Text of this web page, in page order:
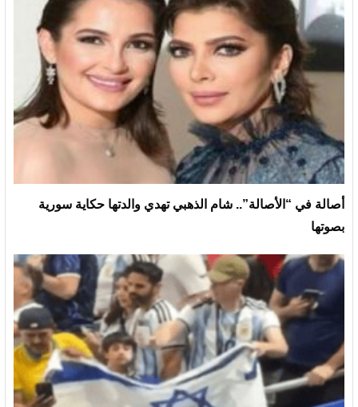
أصالة في “الأصالة”.. شام الذهبي تهدي والدتها حكاية سورية
بصوتها